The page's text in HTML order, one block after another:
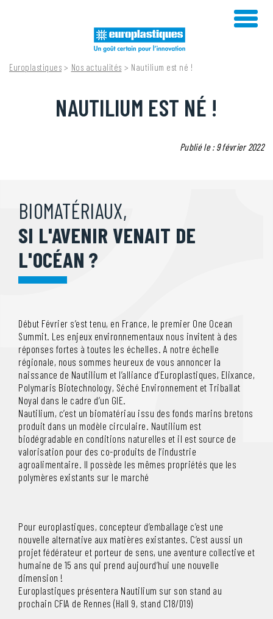
Europlastiques > Nos actualités > Nautilium est né !
NAUTILIUM EST NÉ !
Publié le : 9 février 2022
BIOMATÉRIAUX,
SI L'AVENIR VENAIT DE
L'OCÉAN ?
Début Février s’est tenu, en France, le premier One Ocean
Summit. Les enjeux environnementaux nous invitent à des
réponses fortes à toutes les échelles. A notre échelle
régionale, nous sommes heureux de vous annoncer la
naissance de Nautilium et l’alliance d’Europlastiques, Elixance,
Polymaris Biotechnology, Séché Environnement et Triballat
Noyal dans le cadre d’un GIE.
Nautilium, c’est un biomatériau issu des fonds marins bretons
produit dans un modèle circulaire. Nautilium est
biodégradable en conditions naturelles et il est source de
valorisation pour des co-produits de l’industrie
agroalimentaire. Il possède les mêmes propriétés que les
polymères existants sur le marché
Pour europlastiques, concepteur d’emballage c’est une
nouvelle alternative aux matières existantes. C’est aussi un
projet fédérateur et porteur de sens, une aventure collective et
humaine de 15 ans qui prend aujourd’hui une nouvelle
dimension !
Europlastiques présentera Nautilium sur son stand au
prochain CFIA de Rennes (Hall 9, stand C18/D19)